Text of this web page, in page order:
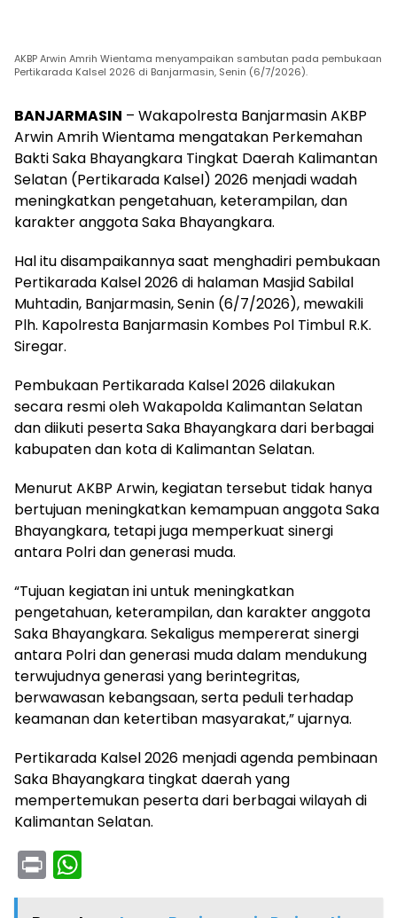
AKBP Arwin Amrih Wientama menyampaikan sambutan pada pembukaan
Pertikarada Kalsel 2026 di Banjarmasin, Senin (6/7/2026).
BANJARMASIN – Wakapolresta Banjarmasin AKBP
Arwin Amrih Wientama mengatakan Perkemahan
Bakti Saka Bhayangkara Tingkat Daerah Kalimantan
Selatan (Pertikarada Kalsel) 2026 menjadi wadah
meningkatkan pengetahuan, keterampilan, dan
karakter anggota Saka Bhayangkara.
Hal itu disampaikannya saat menghadiri pembukaan
Pertikarada Kalsel 2026 di halaman Masjid Sabilal
Muhtadin, Banjarmasin, Senin (6/7/2026), mewakili
Plh. Kapolresta Banjarmasin Kombes Pol Timbul R.K.
Siregar.
Pembukaan Pertikarada Kalsel 2026 dilakukan
secara resmi oleh Wakapolda Kalimantan Selatan
dan diikuti peserta Saka Bhayangkara dari berbagai
kabupaten dan kota di Kalimantan Selatan.
Menurut AKBP Arwin, kegiatan tersebut tidak hanya
bertujuan meningkatkan kemampuan anggota Saka
Bhayangkara, tetapi juga memperkuat sinergi
antara Polri dan generasi muda.
“Tujuan kegiatan ini untuk meningkatkan
pengetahuan, keterampilan, dan karakter anggota
Saka Bhayangkara. Sekaligus mempererat sinergi
antara Polri dan generasi muda dalam mendukung
terwujudnya generasi yang berintegritas,
berwawasan kebangsaan, serta peduli terhadap
keamanan dan ketertiban masyarakat,” ujarnya.
Pertikarada Kalsel 2026 menjadi agenda pembinaan
Saka Bhayangkara tingkat daerah yang
mempertemukan peserta dari berbagai wilayah di
Kalimantan Selatan.
Pr
in